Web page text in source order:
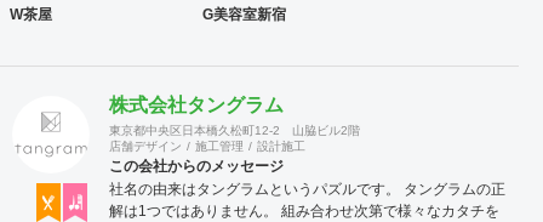
W茶屋 G美容室新宿
株式会社タングラム
東京都中央区日本橋久松町12-2 山脇ビル2階
店舗デザイン
施工管理 設計施工
この会社からのメッセージ
社名の由来はタングラムというパズルです。 タングラムの正
解は1つではありません。 組み合わせ次第で様々なカタチを